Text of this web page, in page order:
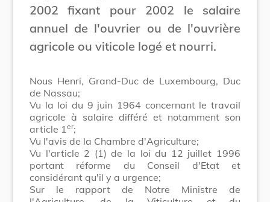
2002 fixant pour 2002 le salaire
annuel de l'ouvrier ou de l'ouvrière
agricole ou viticole logé et nourri.
Nous Henri, Grand-Duc de Luxembourg, Duc
de Nassau;
Vu la loi du 9 juin 1964 concernant le travail
agricole à salaire différé et notamment son
article 1 er;
Vu l'avis de la Chambre d'Agriculture;
Vu l'article 2 (1) de la loi du 12 juillet 1996
portant réforme du Conseil d'Etat et
considérant qu'il y a urgence;
Sur le rapport de Notre Ministre de